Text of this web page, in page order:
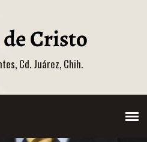
Cd. Juárez, Chih.